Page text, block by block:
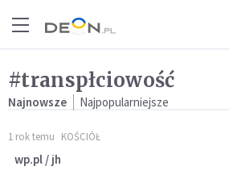
#transpłciowość
Najnowsze Najpopularniejsze
1 rok temu KOŚCIÓŁ
wp.pl / jh